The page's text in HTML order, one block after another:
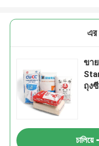
এর
ขา
ถุง
চালিয়ে